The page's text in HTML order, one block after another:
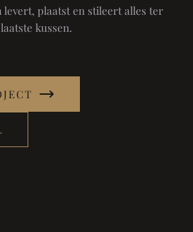
levert, plaatst en stileert alles ter
kussen.